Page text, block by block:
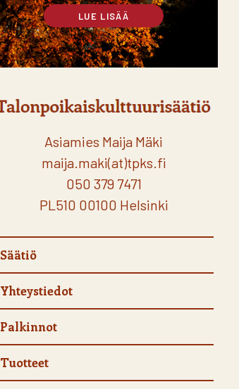
LUE LISÄÄ
Asiamies Maija Mäki
maija.maki(at)tpks.fi
050 379 7471
PL510 00100 Helsinki
Säätiö
Yhteystiedot
Palkinnot
Tuotteet